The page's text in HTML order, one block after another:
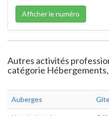
Afficher le numéro
Autres activités
catégorie
Auberges